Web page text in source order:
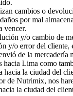
cambios o
por mal
vencer.
y/o cambio de
y/o error del cliente,
de la mercadería
hacia Lima como
hacia la ciudad del
de Nutrimix, nos
la ciudad del